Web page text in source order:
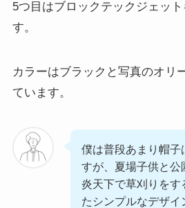
5つ目はブロックテックジェッ
す。
カラーはブラックと写真のオリ
ています。
僕は普段あまり帽子
すが、夏場子供と公
炎天下で草刈りをす
たシンプルなデザイ